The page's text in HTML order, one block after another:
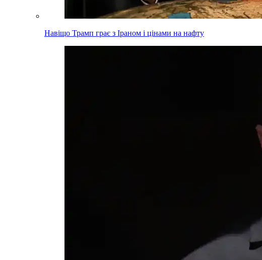
Навіщо Трамп грає з Іраном і цінами на нафту